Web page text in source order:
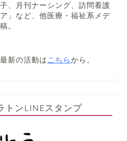
、月刊ナーシング、訪問看護
」など、他医療・福祉系メデ
。
新の活動は こちらから。
ンLINEスタンプ